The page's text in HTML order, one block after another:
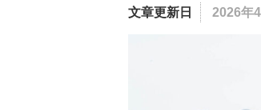
文章更新日 2026年